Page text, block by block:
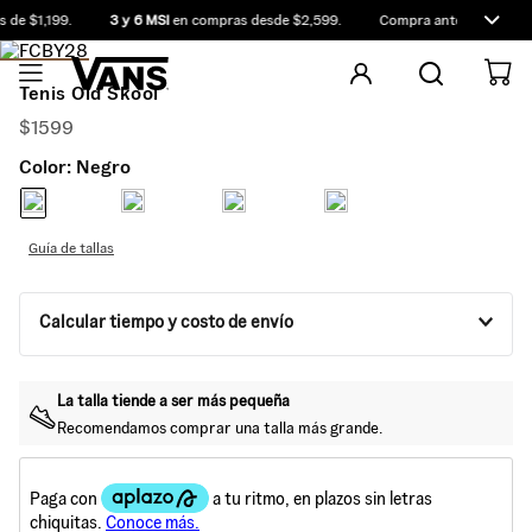
$1,199. 3 y 6 MSIen compras desde $2,599. Compra antes de las
Tenis Old Skool
$1599
Color: Negro
Guía de tallas
Calcular tiempo y costo de envío
La talla tiende a ser más pequeña
Recomendamos comprar una talla másgrande.